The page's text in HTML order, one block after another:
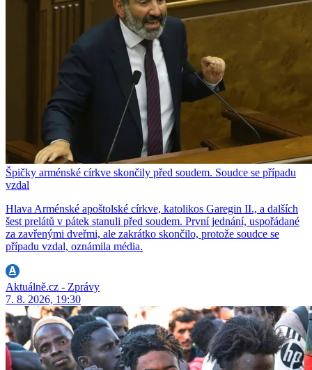
Špičky arménské církve skončily před soudem. Soudce se případu
vzdal
Hlava Arménské apoštolské církve, katolikos Garegin II., a dalších
šest prelátů v pátek stanuli před soudem. První jednání, uspořádané
za zavřenými dveřmi, ale zakrátko skončilo, protože soudce se
případu vzdal, oznámila média.
Aktuálně.cz - Zprávy
7. 8. 2026, 19:30